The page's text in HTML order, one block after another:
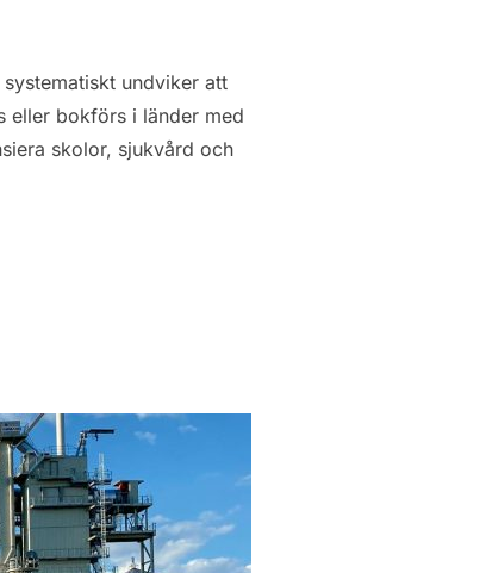
undviker att
eller bokförs i länder med
skolor, sjukvård och